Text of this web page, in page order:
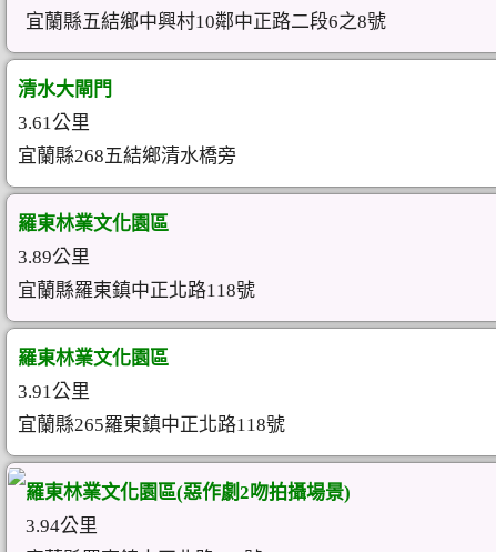
宜蘭縣五結鄉中興村10鄰中正路二段6之8號
清水大閘門
3.61公里
宜蘭縣268五結鄉清水橋旁
羅東林業文化園區
3.89公里
宜蘭縣羅東鎮中正北路118號
羅東林業文化園區
3.91公里
宜蘭縣265羅東鎮中正北路118號
羅東林業文化園區(惡作劇2吻拍攝場景)
3.94公里